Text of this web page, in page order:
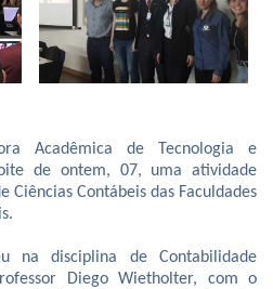
Acadêmica de Tecnologia e
de ontem, 07, uma atividade
Ciências Contábeis das Faculdades
na disciplina de Contabilidade
Diego Wietholter, com o